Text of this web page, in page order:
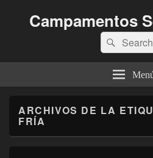
Campamentos
Buscar
por:
Buscar
ARCHIVOS DE LA
FRÍA